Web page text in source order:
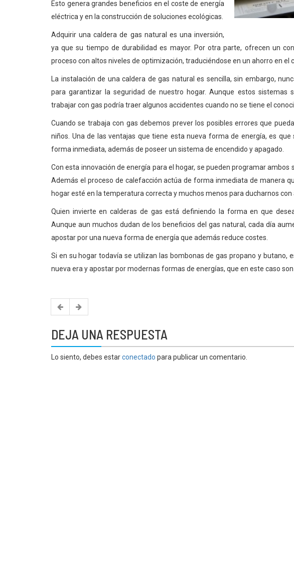
Esto genera grandes beneficios en el coste de energía
eléctrica y en la construcción de soluciones ecológicas.
Adquirir una caldera de gas natural es una inversión,
ya que su tiempo de durabilidad es mayor. Por otra parte, ofrecen un
proceso con altos niveles de optimización, traduciéndose en un ahorro en el
La instalación de una caldera de gas natural es sencilla, sin embargo,
para garantizar la seguridad de nuestro hogar. Aunque estos sistemas
trabajar con gas podría traer algunos accidentes cuando no se tiene el
Cuando se trabaja con gas debemos prever los posibles errores que
niños. Una de las ventajas que tiene esta nueva forma de energía, es
forma inmediata, además de poseer un sistema de encendido y apagado.
Con esta innovación de energía para el hogar, se pueden programar ambos
Además el proceso de calefacción actúa de forma inmediata de manera
hogar esté en la temperatura correcta y muchos menos para ducharnos con
Quien invierte en calderas de gas está definiendo la forma en que
Aunque aun muchos dudan de los beneficios del gas natural, cada día
apostar por una nueva forma de energía que además reduce costes.
Si en su hogar todavía se utilizan las bombonas de gas propano y butano,
nueva era y apostar por modernas formas de energías, que en este caso son
DEJA UNA RESPUESTA
Lo siento, debes estarconectado para publicar un comentario.